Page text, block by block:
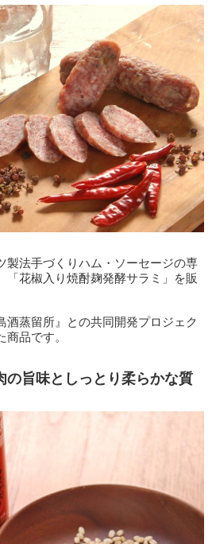
製法手づくりハム・ソーセージの専
「花椒入り焼酎麹発酵サラミ」を販
酒蒸留所』との共同開発プロジェク
商品です。
の旨味としっとり柔らかな質